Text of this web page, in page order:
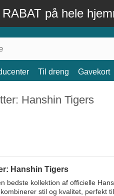
på hele
Til dreng Gavekort
Hanshin Tigers
Hanshin Tigers
bedste kollektion af officielle
stil og kvalitet, perfekt